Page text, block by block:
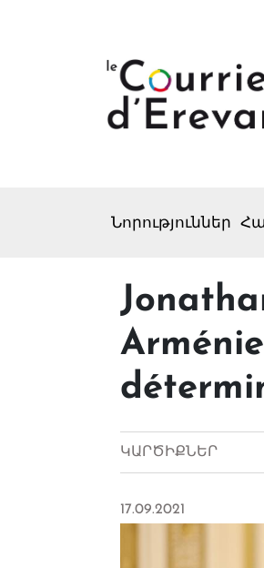
Նորություններ
ԿԱՐԾԻՔՆԵՐ
17.09.2021